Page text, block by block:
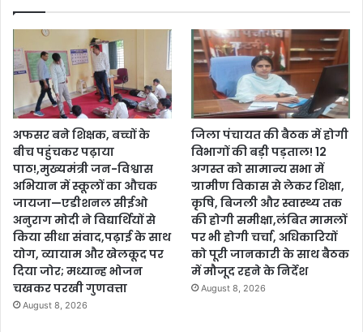
अफसर बने शिक्षक, बच्चों के
बीच पहुंचकर पढ़ाया
पाठ!,मुख्यमंत्री जन-विश्वास
अभियान में स्कूलों का औचक
जायजा—एडीशनल सीईओ
अनुराग मोदी ने विद्यार्थियों से
किया सीधा संवाद,पढ़ाई के साथ
योग, व्यायाम और खेलकूद पर
दिया जोर; मध्यान्ह भोजन
चखकर परखी गुणवत्ता
August 8, 2026
जिला पंचायत की बैठक में होगी
विभागों की बड़ी पड़ताल! 12
अगस्त को सामान्य सभा में
ग्रामीण विकास से लेकर शिक्षा,
कृषि, बिजली और स्वास्थ्य तक
की होगी समीक्षा,लंबित मामलों
पर भी होगी चर्चा, अधिकारियों
को पूरी जानकारी के साथ बैठक
में मौजूद रहने के निर्देश
August 8, 2026